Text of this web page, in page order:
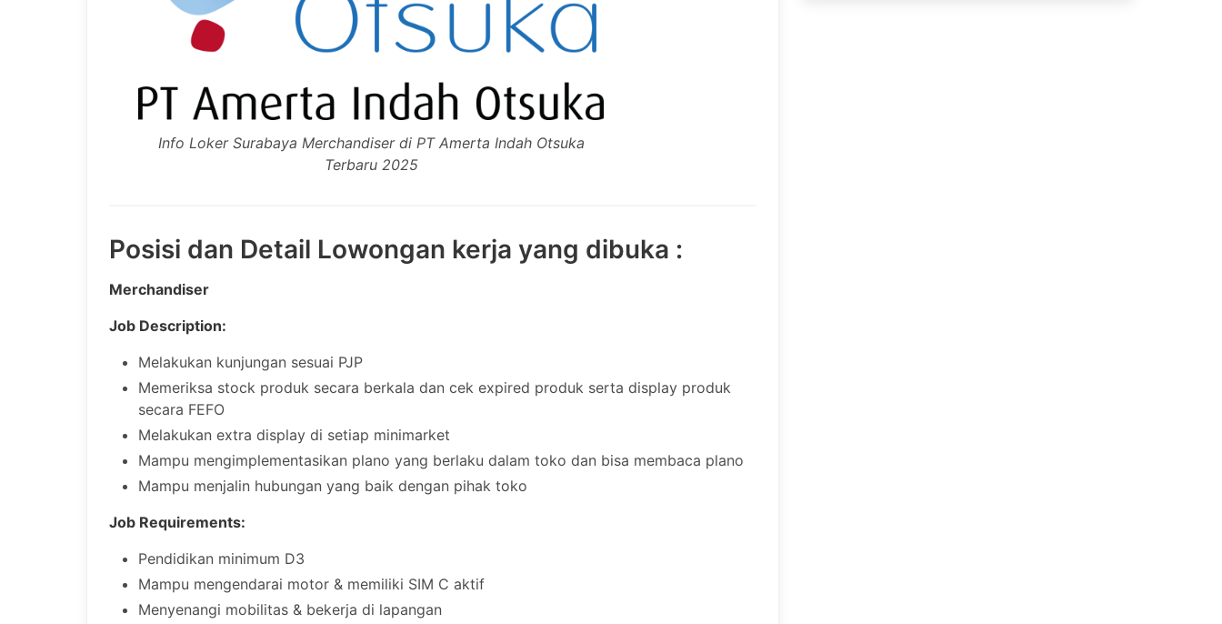
Info Loker Surabaya Merchandiser di PT Amerta Indah Otsuka
Terbaru 2025
Posisi dan Detail Lowongan kerja yang dibuka :
Merchandiser
Job Description:
Melakukan kunjungan sesuai PJP
Memeriksa stock produk secara berkala dan cek expired produk serta display produk
secara FEFO
Melakukan extra display di setiap minimarket
Mampu mengimplementasikan plano yang berlaku dalam toko dan bisa membaca plano
Mampu menjalin hubungan yang baik dengan pihak toko
Job Requirements:
Pendidikan minimum D3
Mampu mengendarai motor & memiliki SIM C aktif
Menyenangi mobilitas & bekerja di lapangan